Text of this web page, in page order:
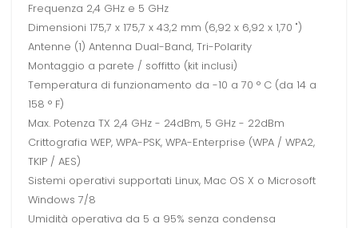
Frequenza 2,4 GHz e 5 GHz
Dimensioni 175,7 x 175,7 x 43,2 mm (6,92 x 6,92 x 1,70 ")
Antenne (1) Antenna Dual-Band, Tri-Polarity
Montaggio a parete / soffitto (kit inclusi)
Temperatura di funzionamento da -10 a 70 ° C (da 14 a
158 ° F)
Max. Potenza TX 2,4 GHz - 24dBm, 5 GHz - 22dBm
Crittografia WEP, WPA-PSK, WPA-Enterprise (WPA / WPA2,
TKIP / AES)
Sistemi operativi supportati Linux, Mac OS X o Microsoft
Windows 7/8
Umidità operativa da 5 a 95% senza condensa